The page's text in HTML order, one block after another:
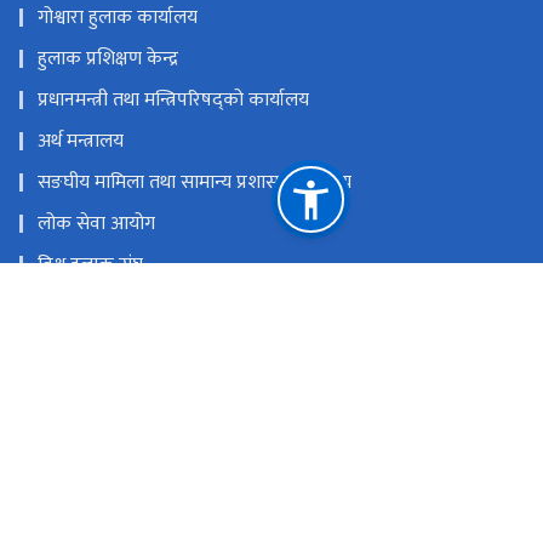
गोश्वारा हुलाक कार्यालय
हुलाक प्रशिक्षण केन्द्र
प्रधानमन्त्री तथा मन्त्रिपरिषद्को कार्यालय
अर्थ मन्त्रालय
सङघीय मामिला तथा सामान्य प्रशासन मन्त्रालय
लोक सेवा आयोग
विश्व हुलाक संघ